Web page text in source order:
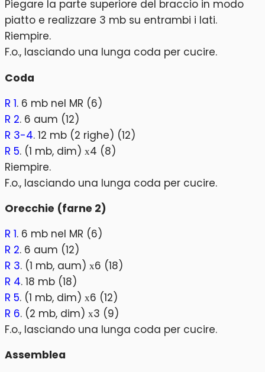
Piegare la parte superiore del braccio in modo
piatto e realizzare 3 mb su entrambi i lati.
Riempire.
F.o., lasciando una lunga coda per cucire.
Coda
R 1. 6 mb nel MR (6)
R 2. 6 aum (12)
R 3-4. 12 mb (2 righe) (12)
R 5. (1 mb, dim) х4 (8)
Riempire.
F.o., lasciando una lunga coda per cucire.
Orecchie (farne 2)
R 1. 6 mb nel MR (6)
R 2. 6 aum (12)
R 3. (1 mb, aum) х6 (18)
R 4. 18 mb (18)
R 5. (1 mb, dim) х6 (12)
R 6. (2 mb, dim) х3 (9)
F.o., lasciando una lunga coda per cucire.
Assemblea